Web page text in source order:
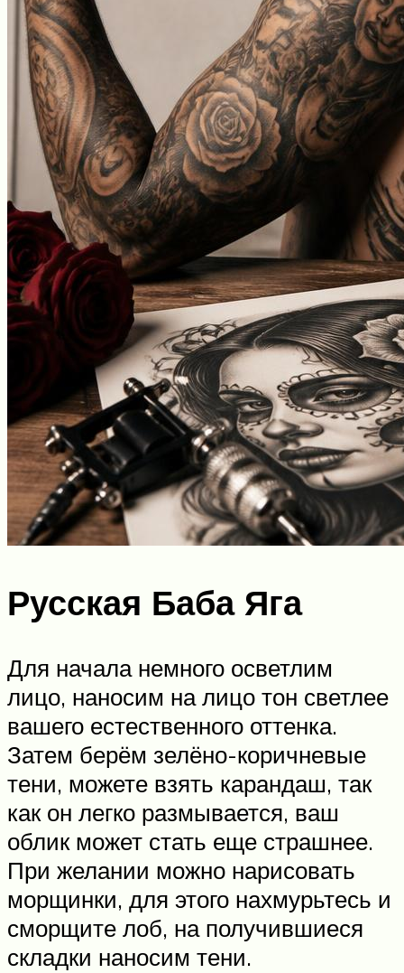
Русская Баба Яга
Для начала немного осветлим
лицо, наносим на лицо тон светлее
вашего естественного оттенка.
Затем берём зелёно-коричневые
тени, можете взять карандаш, так
как он легко размывается, ваш
облик может стать еще страшнее.
При желании можно нарисовать
морщинки, для этого нахмурьтесь и
сморщите лоб, на получившиеся
складки наносим тени.